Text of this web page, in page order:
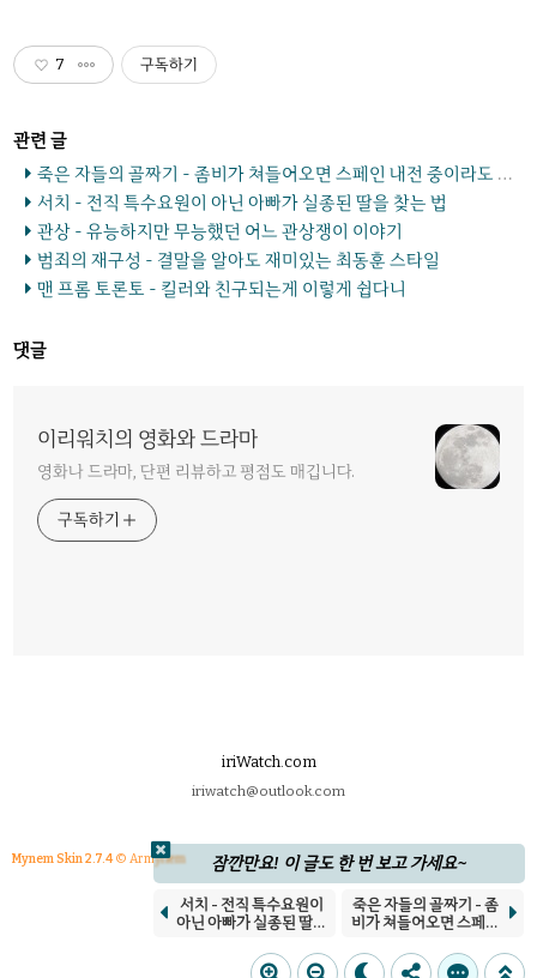
7 구독하기
죽은 자들의 골짜기 - 좀비가 쳐들어오면 스페인 내전 중이라도 뭉쳐야지
서치 - 전직 특수요원이 아닌 아빠가 실종된 딸을 찾는 법
관상 - 유능하지만 무능했던 어느 관상쟁이 이야기
범죄의 재구성 - 결말을 알아도 재미있는 최동훈 스타일
맨 프롬 토론토 - 킬러와 친구되는게 이렇게 쉽다니
댓글
이리워치의 영화와 드라마
영화나 드라마, 단편 리뷰하고 평점도 매깁니다.
구독하기
iriWatch.com
iriwatch@outlook.com
Mynem Skin 2.7.4© Armynem 잠깐만요! 이 글도 한 번 보고 가세요~

서치 - 전직 특수요원이
아닌 아빠가 실종된 딸을
죽은 자들의 골짜기 - 좀
비가 쳐들어오면 스페인
